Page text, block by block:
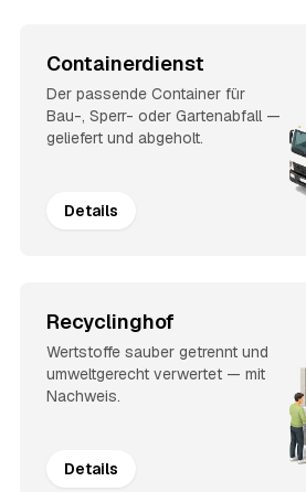
Containerdienst
Der passende Container für
Bau-, Sperr- oder Gartenabfall —
geliefert und abgeholt.
Details
Recyclinghof
Wertstoffe sauber getrennt und
umweltgerecht verwertet — mit
Nachweis.
Details